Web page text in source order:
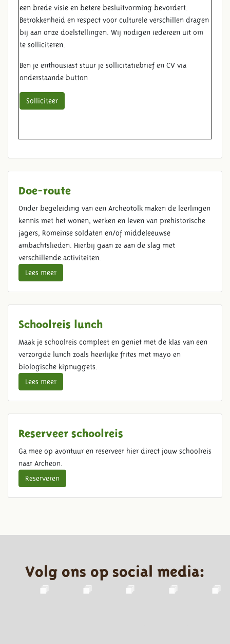
een brede visie en betere besluitvorming bevordert.
Betrokkenheid en respect voor culturele verschillen dragen
bij aan onze doelstellingen. Wij nodigen iedereen uit om
te solliciteren.
Ben je enthousiast stuur je sollicitatiebrief en CV via
onderstaande button
Solliciteer
Doe-route
Onder begeleiding van een Archeotolk maken de leerlingen
kennis met het wonen, werken en leven van prehistorische
jagers, Romeinse soldaten en/of middeleeuwse
ambachtslieden. Hierbij gaan ze aan de slag met
verschillende activiteiten.
Lees meer
Schoolreis lunch
Maak je schoolreis compleet en geniet met de klas van een
verzorgde lunch zoals heerlijke frites met mayo en
biologische kipnuggets.
Lees meer
Reserveer schoolreis
Ga mee op avontuur en reserveer hier direct jouw schoolreis
naar Archeon.
Reserveren
Volg ons op social media: